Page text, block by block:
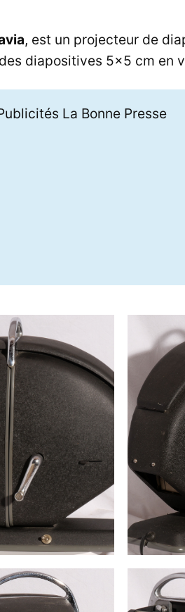
, est un projecteur de
diapositives 5x5 cm en
La Bonne Presse